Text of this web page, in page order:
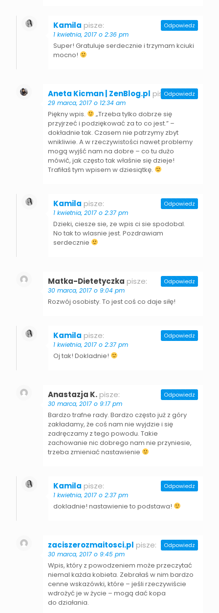
Kamila pisze:
1 kwietnia, 2017 o 2:36 pm
Super! Gratuluje serdecznie i trzymam kciuki
mocno!
Odpowiedz
Aneta Kicman | ZenBlog.pl pisze:
29 marca, 2017 o 12:34 am
Piękny wpis.
„Trzeba tylko dobrze się
przyjrzeć i podziękować za to co jest.” –
dokładnie tak. Czasem nie patrzymy zbyt
wnikliwie. A w rzeczywistości nawet problemy
mogą wyjść nam na dobre – co tu dużo
mówić, jak często tak właśnie się dzieje!
Trafiłaś tym wpisem w dziesiątkę.
Odpowiedz
Kamila pisze:
1 kwietnia, 2017 o 2:37 pm
Dzieki, ciesze sie, ze wpis ci sie spodobal.
No tak to wlasnie jest. Pozdrawiam
serdecznie
Odpowiedz
Matka-Dietetyczka pisze:
30 marca, 2017 o 9:04 pm
Rozwój osobisty. To jest coś co daje siłę!
Odpowiedz
Kamila pisze:
1 kwietnia, 2017 o 2:37 pm
Oj tak! Dokladnie!
Odpowiedz
Anastazja K.pisze:
30 marca, 2017 o 9:17 pm
Bardzo trafne rady. Bardzo często już z góry
zakładamy, że coś nam nie wyjdzie i się
zadręczamy z tego powodu. Takie
zachowanie nic dobrego nam nie przyniesie,
trzeba zmieniać nastawienie
Odpowiedz
Kamila pisze:
1 kwietnia, 2017 o 2:37 pm
dokladnie! nastawienie to podstawa!
Odpowiedz
zaciszerozmaitosci.pl pisze:
30 marca, 2017 o 9:45 pm
Wpis, który z powodzeniem może przeczytać
niemal każda kobieta. Zebrałaś w nim bardzo
cenne wskazówki, które – jeśli rzeczywiście
wdrożyć je w życie – mogą dać kopa
do działania.
Odpowiedz